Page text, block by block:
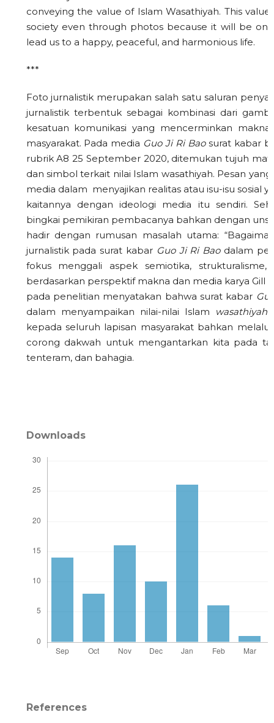
conveying the value of Islam Wasathiyah. This
society even through photos because it will be
lead us to a happy, peaceful, and harmonious life.
***
Foto jurnalistik merupakan salah satu saluran
jurnalistik terbentuk sebagai kombinasi dari
kesatuan komunikasi yang mencerminkan
masyarakat. Pada media Guo Ji Ri Baosurat kabar
rubrik A8 25 September 2020, ditemukan tujuh
dan simbol terkait nilai Islam wasathiyah. Pesan
media dalam menyajikan realitas atau isu-isu sosial
kaitannya dengan ideologi media itu sendiri.
bingkai pemikiran pembacanya bahkan dengan
hadir dengan rumusan masalah utama:
jurnalistik pada surat kabar Guo Ji Ri Baodalam
fokus menggali aspek semiotika,
berdasarkan perspektif makna dan media karya Gill
pada penelitian menyatakan bahwa surat kabar
dalam menyampaikan nilai-nilai Islam wasathiyah.
kepada seluruh lapisan masyarakat bahkan
corong dakwah untuk mengantarkan kita pada
tenteram, dan bahagia.
Downloads
References